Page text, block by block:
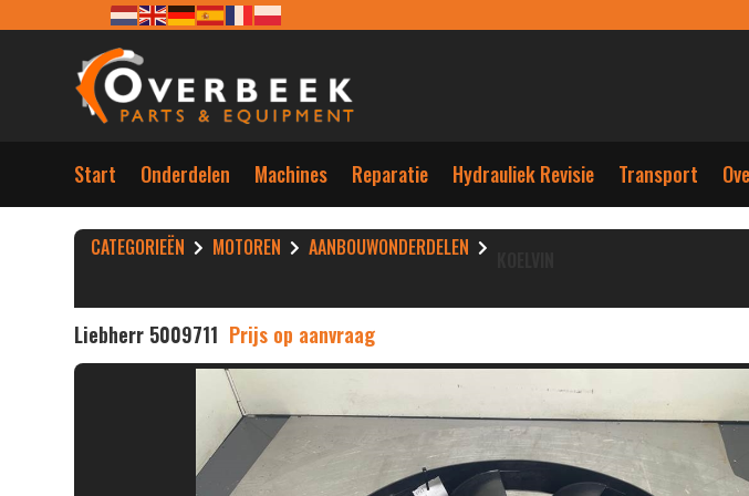
Start Onderdelen Machines Reparatie Hydrauliek Revisie Transport
CATEGORIEËN MOTOREN AANBOUWONDERDELEN
Liebherr 5009711 Prijs op aanvraag